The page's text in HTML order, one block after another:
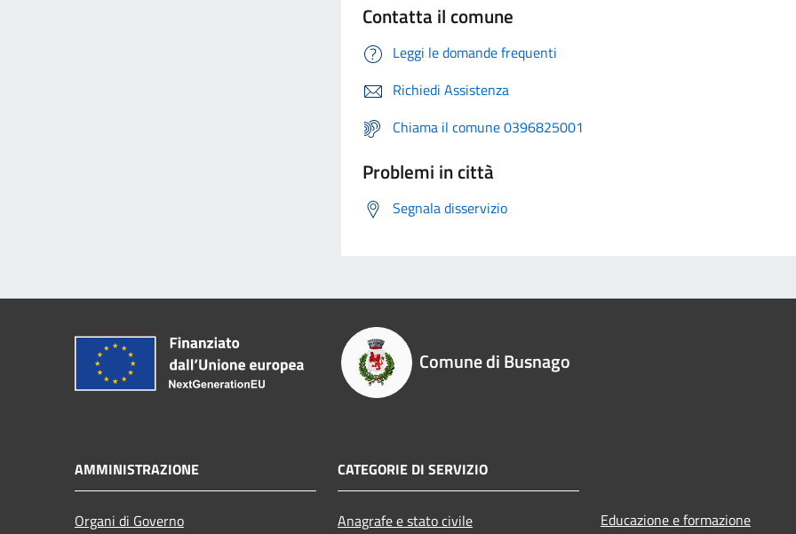
Contatta il comune
Leggi le domande frequenti
Richiedi Assistenza
Chiama il comune 0396825001
Problemi in città
Segnala disservizio
Comune di Busnago
AMMINISTRAZIONE
Organi di Governo
CATEGORIE DI SERVIZIO
Anagrafe e stato civile
Educazione e formazione